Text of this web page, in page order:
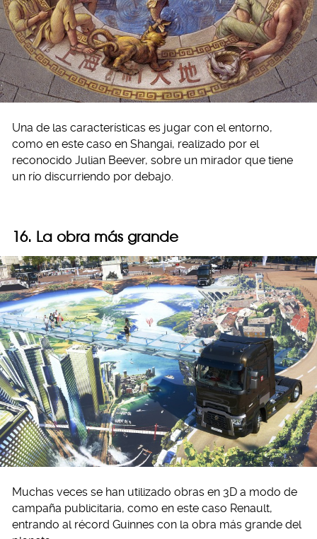
Una de las características es jugar con el entorno,
como en este caso en Shangai, realizado por el
reconocido Julian Beever, sobre un mirador que tiene
un río discurriendo por debajo.
16. La obra más grande
Muchas veces se han utilizado obras en 3D a modo de
campaña publicitaria, como en este caso Renault,
entrando al récord Guinnes con la obra más grande del